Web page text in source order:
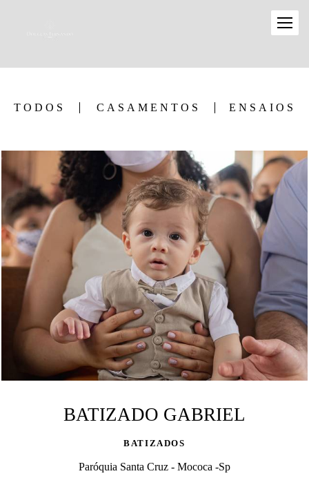
TODOS CASAMENTOS ENSAIOS
BATIZADO GABRIEL
BATIZADOS
Paróquia Santa Cruz - Mococa -Sp